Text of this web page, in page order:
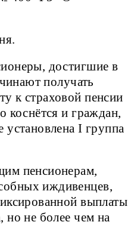
достигшие в
получать
к страховой пенсии
коснётся и граждан,
I группа
пенсионерам,
иждивенцев,
выплаты
но не более чем на